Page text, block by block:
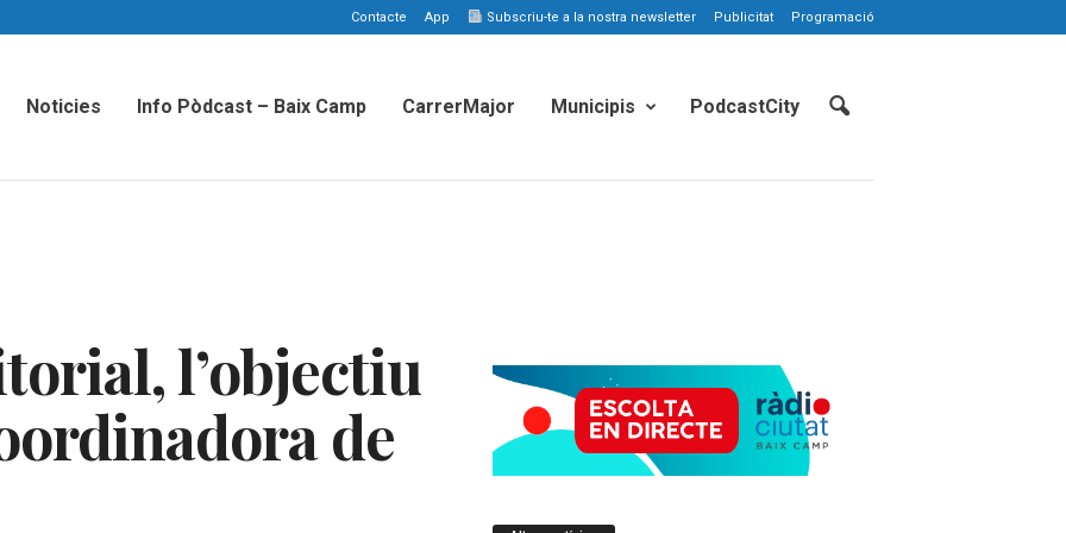
Contacte App Subscriu-te a la nostra newsletter Publicitat Programació
Noticies Info Pòdcast – Baix Camp CarrerMajor Municipis PodcastCity
l’objectiu
de